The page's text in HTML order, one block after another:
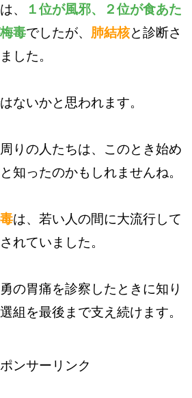
、
１位が風邪、２位が食あた
毒でしたが、 肺結核と診断さ
した。
ないかと思われます。
りの人たちは、このとき始め
知ったのかもしれませんね。
は、若い人の間に大流行して
れていました。
の胃痛を診察したときに知り
組を最後まで支え続けます。
ンサーリンク